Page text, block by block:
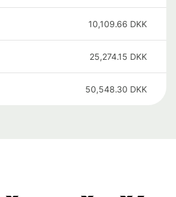
10,109.66 DKK
25,274.15 DKK
50,548.30 DKK